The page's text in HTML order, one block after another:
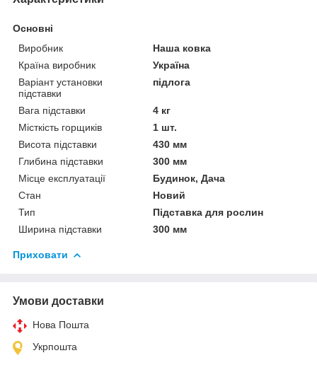
Основні
Виробник
Наша ковка
Країна виробник
Україна
Варіант установки
підставки
підлога
Вага підставки
4 кг
Місткість горщиків
1 шт.
Висота підставки
430 мм
Глибина підставки
300 мм
Місце експлуатації
Будинок, Дача
Стан
Новий
Тип
Підставка для рослин
Ширина підставки
300 мм
Приховати
Умови доставки
Нова Пошта
Укрпошта